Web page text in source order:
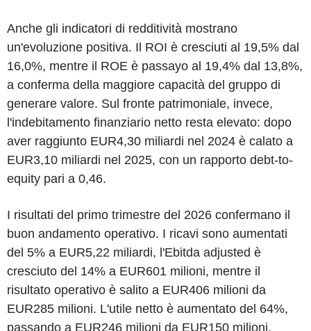
Anche gli indicatori di redditività mostrano
un'evoluzione positiva. Il ROI è cresciuti al 19,5% dal
16,0%, mentre il ROE è passayo al 19,4% dal 13,8%,
a conferma della maggiore capacità del gruppo di
generare valore. Sul fronte patrimoniale, invece,
l'indebitamento finanziario netto resta elevato: dopo
aver raggiunto EUR4,30 miliardi nel 2024 è calato a
EUR3,10 miliardi nel 2025, con un rapporto debt-to-
equity pari a 0,46.
I risultati del primo trimestre del 2026 confermano il
buon andamento operativo. I ricavi sono aumentati
del 5% a EUR5,22 miliardi, l'Ebitda adjusted è
cresciuto del 14% a EUR601 milioni, mentre il
risultato operativo è salito a EUR406 milioni da
EUR285 milioni. L'utile netto è aumentato del 64%,
passando a EUR246 milioni da EUR150 milioni,